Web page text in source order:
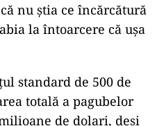
nu știa ce încărcătură
la întoarcere că ușa
standard de 500 de
totală a pagubelor
de dolari, deși